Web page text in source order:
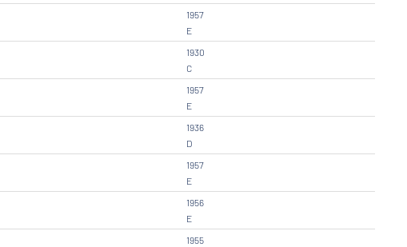
1957
E
1930
C
1957
E
1936
D
1957
E
1956
E
1955